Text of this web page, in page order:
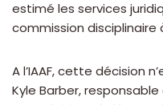
estimé les services
commission disciplinaire
A l’IAAF, cette décision
Kyle Barber,